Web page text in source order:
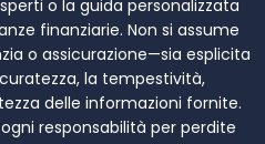
o la guida personalizzata
finanziarie. Non si assume
o assicurazione—sia esplicita
la tempestività,
delle informazioni fornite.
responsabilità per perdite